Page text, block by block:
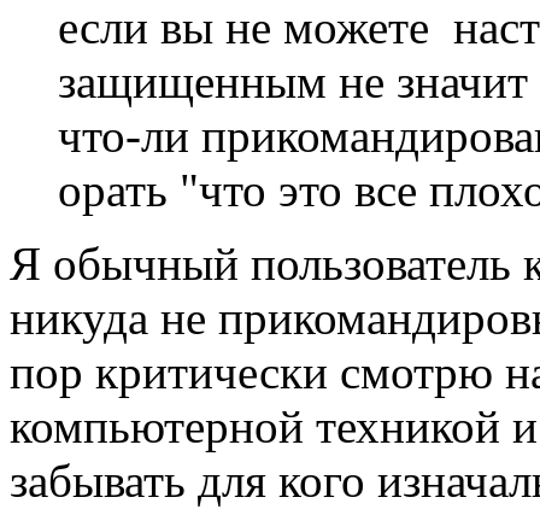
если вы не можете
защищенным не значит
что-ли
орать "что это все
Я обычный пользователь
никуда не
пор критически смотрю
компьютерной техникой
забывать для кого